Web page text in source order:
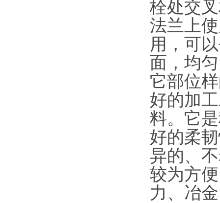
栓处交
法兰上
用，可
面，均
它部位
好的加
料。它
好的柔
异的、
较为方
力、冶